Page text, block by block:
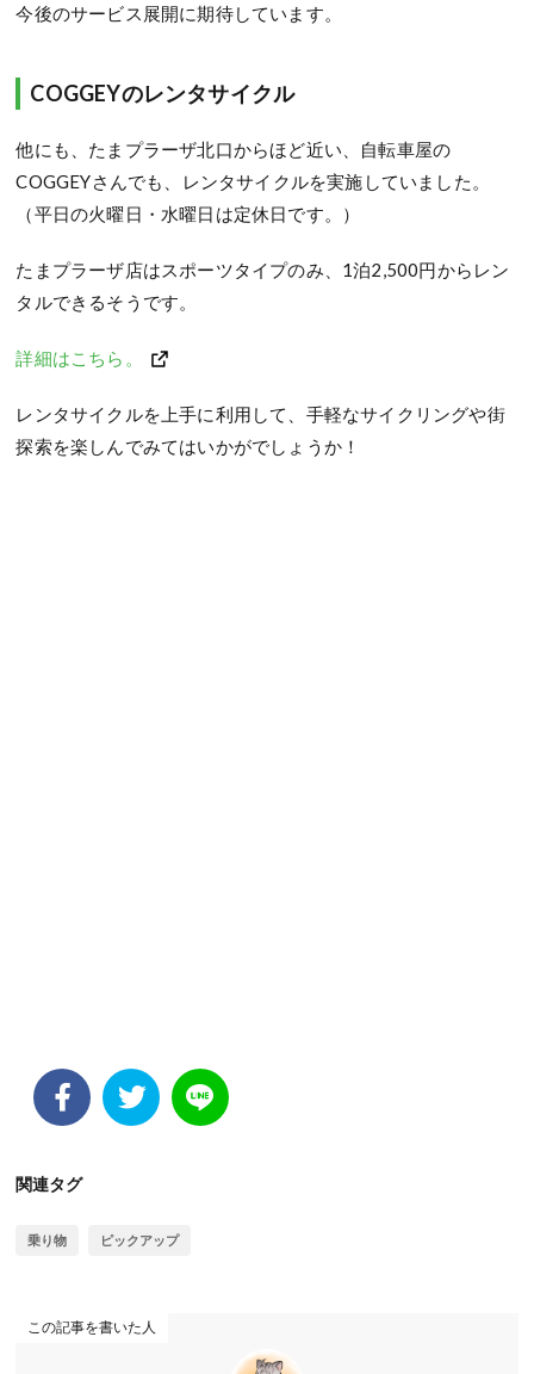
今後のサービス展開に期待しています。
COGGEYのレンタサイクル
他にも、たまプラーザ北口からほど近い、自転車屋の
COGGEYさんでも、レンタサイクルを実施していました。
（平日の火曜日・水曜日は定休日です。）
たまプラーザ店はスポーツタイプのみ、1泊2,500円からレン
タルできるそうです。
詳細はこちら。
レンタサイクルを上手に利用して、手軽なサイクリングや街
探索を楽しんでみてはいかがでしょうか！
関連タグ
乗り物 ピックアップ
この記事を書いた人